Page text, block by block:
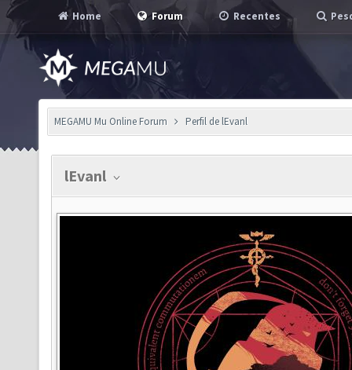
Home Forum Recentes
MEGAMU Mu Online Forum Perfil de lEvanl
lEvanl